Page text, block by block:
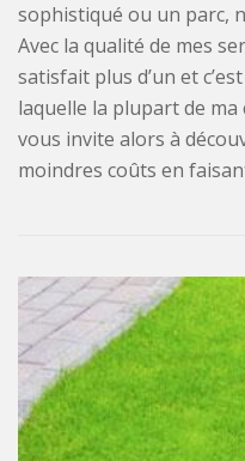
sophistiqué ou un parc,
Avec la qualité de mes
satisfait plus d’un et
laquelle la plupart de ma
vous invite alors à
moindres coûts en